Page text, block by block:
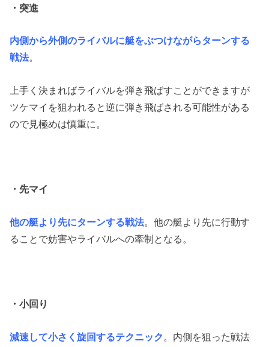
・突進
内側から外側のライバルに艇をぶつけながらターンする
戦法。
上手く決まればライバルを弾き飛ばすことができますが
ツケマイを狙われると逆に弾き飛ばされる可能性がある
ので見極めは慎重に。
・先マイ
他の艇より先にターンする戦法。他の艇より先に行動す
ることで妨害やライバルへの牽制となる。
・小回り
減速して小さく旋回するテクニック 。内側を狙った戦法